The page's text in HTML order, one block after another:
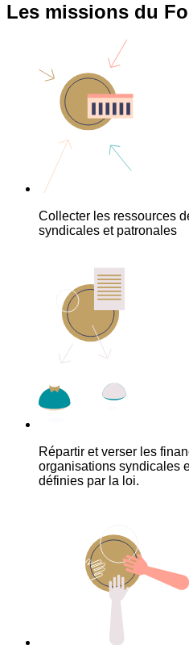
Les missions du
Collecter les ressources
syndicales et patronales
Répartir et verser les
organisations syndicales
définies par la loi.